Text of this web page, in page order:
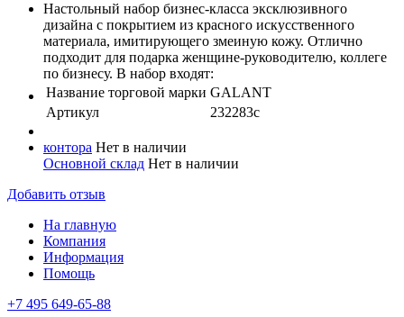
Настольный набор бизнес-класса эксклюзивного
дизайна с покрытием из красного искусственного
материала, имитирующего змеиную кожу. Отлично
подходит для подарка женщине-руководителю, коллеге
по бизнесу. В набор входят:
Название торговой марки GALANT
Артикул
232283с
контора Нет в наличии
Основной склад Нет в наличии
Добавить отзыв
На главную
Компания
Информация
Помощь
+7 495 649-65-88